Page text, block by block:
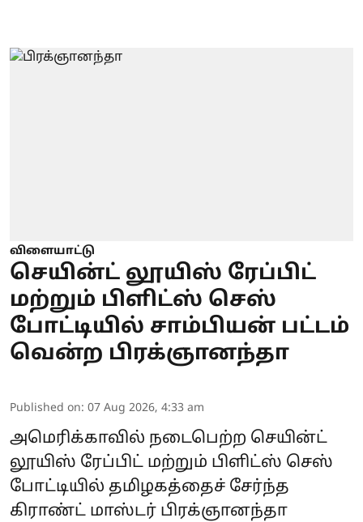
விளையாட்டு
செயின்ட் லூயிஸ் ரேப்பிட்
மற்றும் பிளிட்ஸ் செஸ்
போட்டியில் சாம்பியன் பட்டம்
வென்ற பிரக்ஞானந்தா
Published on: 07 Aug 2026, 4:33 am
அமெரிக்காவில் நடைபெற்ற செயின்ட்
லூயிஸ் ரேப்பிட் மற்றும் பிளிட்ஸ் செஸ்
போட்டியில் தமிழகத்தைச் சேர்ந்த
கிராண்ட் மாஸ்டர் பிரக்ஞானந்தா